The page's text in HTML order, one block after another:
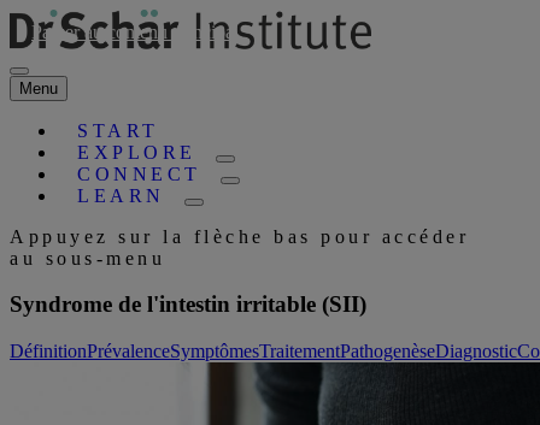
Passer au contenu principal
Menu
START
EXPLORE
CONNECT
LEARN
Appuyez sur la flèche bas pour accéder
au sous-menu
Syndrome de l'intestin irritable (SII)
DéfinitionPrévalenceSymptômesTraitementPathogenèseDiagnostic